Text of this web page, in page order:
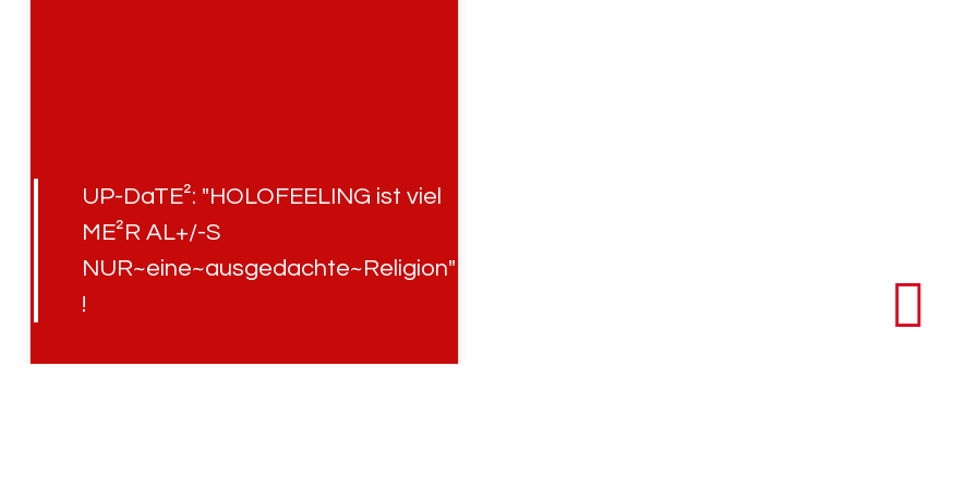
UP-DaTE²: "HOLOFEELING ist viel
ME²R AL+/-S
NUR~eine~ausgedachte~Religion"
!